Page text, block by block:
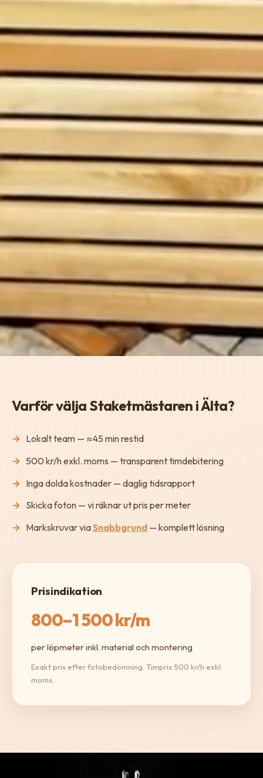
Varför välja Staketmästaren i Älta?
Lokalt team — ≈45 min restid
500 kr/h exkl. moms — transparent timdebitering
Inga dolda kostnader — daglig tidsrapport
Skicka foton — vi räknar ut pris per meter
Markskruvar viaSnabbgrund — komplett lösning
Prisindikation
800–1 500 kr/m
per löpmeter inkl. material och montering
Exakt pris efter fotobedömning. Timpris 500 kr/h exkl.
moms.